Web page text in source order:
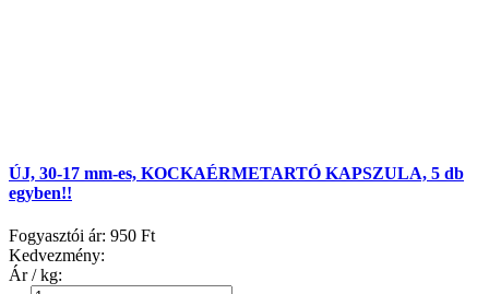
ÚJ, 30-17 mm-es, KOCKAÉRMETARTÓ KAPSZULA, 5 db
egyben!!
Fogyasztói ár: 950 Ft
Kedvezmény:
Ár / kg: